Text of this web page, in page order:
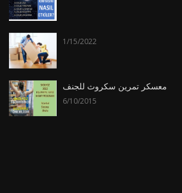
1/15/2022
معسكر تمرين سكروث للجنف
6/10/2015